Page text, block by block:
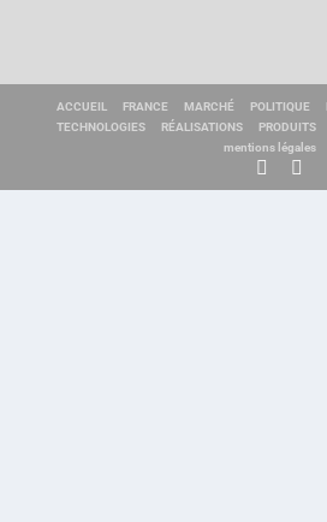
ACCUEIL FRANCE MARCHÉ POLITIQUE
TECHNOLOGIES
RÉALISATIONS PRODUITS
mentions légales